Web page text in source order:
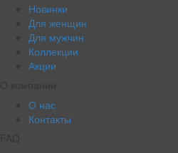
Новинки
Для женщин
Для мужчин
Коллекции
Акции
О нас
Контакты